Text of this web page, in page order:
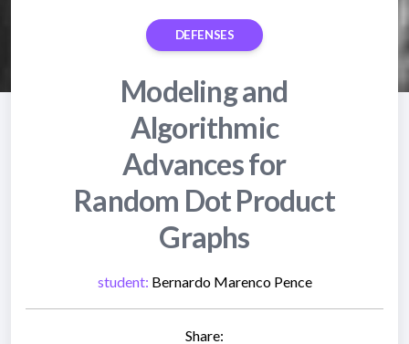
DEFENSES
Modeling and
Algorithmic
Advances for
Random Dot Product
Graphs
student: Bernardo Marenco Pence
Share: